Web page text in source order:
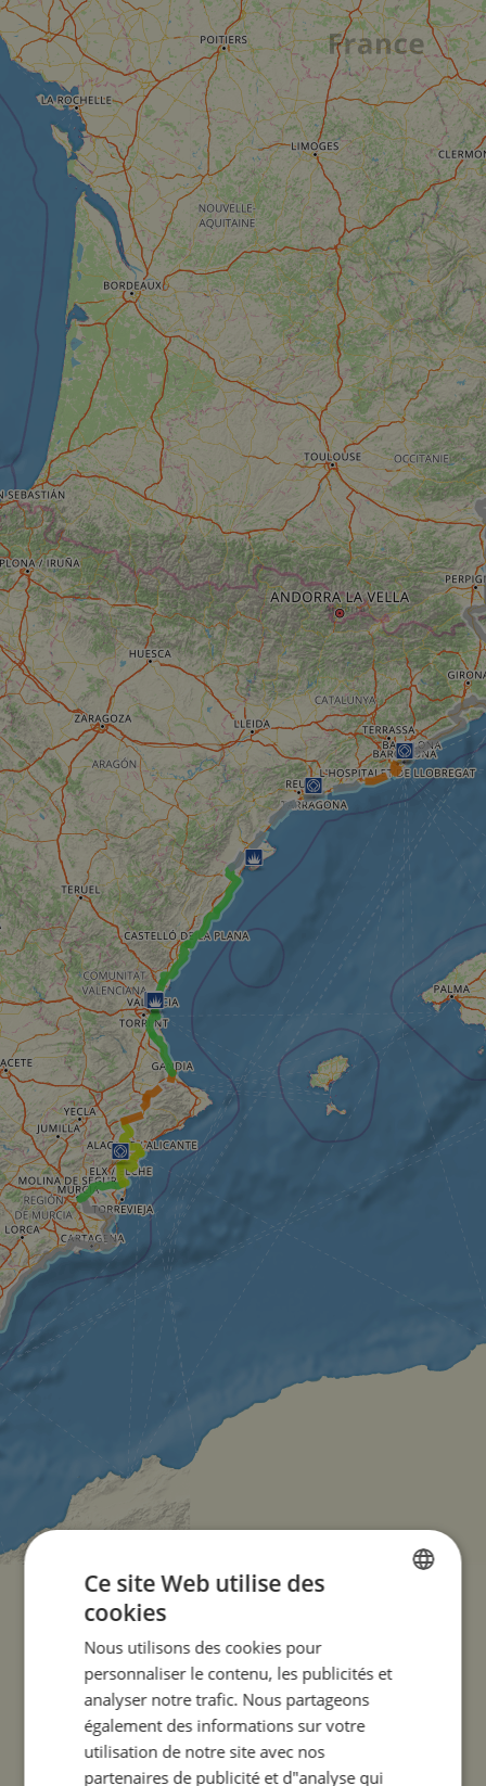
Ce site Web utilise des
cookies
Nous utilisons des cookies pour
personnaliser le contenu, les publicités et
analyser notre trafic. Nous partageons
également des informations sur votre
utilisation de notre site avec nos
partenaires de publicité et d"analyse qui